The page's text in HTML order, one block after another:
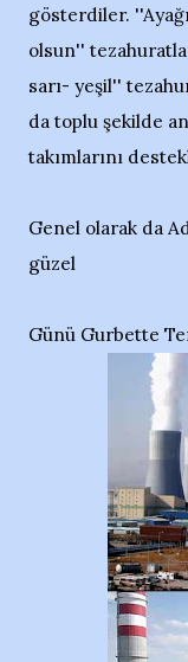
gösterdiler.
olsun''
sarı- yeşil''
da toplu şekilde
takımlarını
Genel olarak da
güzel
Günü Gurbette